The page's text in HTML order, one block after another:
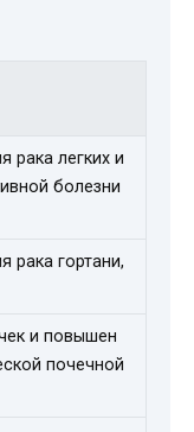
рака легких и
болезни
рака гортани,
и повышен
почечной